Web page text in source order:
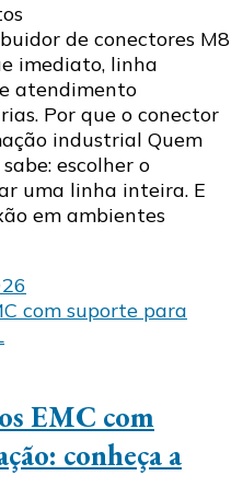
de conectores M8
imediato, linha
atendimento
Por que o conector
industrial Quem
escolher o
uma linha inteira. E
em ambientes
EMC com
conheça a